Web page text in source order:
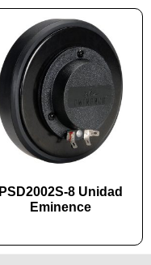
PSD2002S-8 Unidad
Eminence